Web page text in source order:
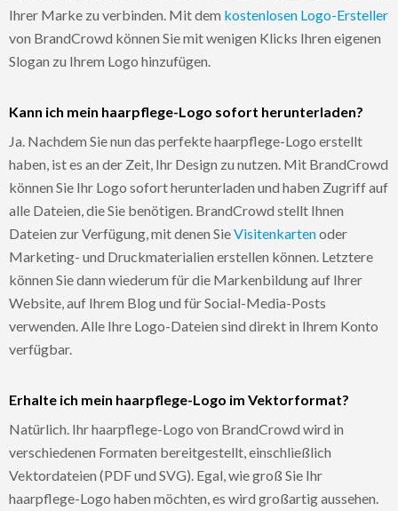
Ihrer Marke zu verbinden. Mit dem kostenlosen Logo-Ersteller
von BrandCrowd können Sie mit wenigen Klicks Ihren eigenen
Slogan zu Ihrem Logo hinzufügen.
Kann ich mein haarpflege-Logo sofort herunterladen?
Ja. Nachdem Sie nun das perfekte haarpflege-Logo erstellt
haben, ist es an der Zeit, Ihr Design zu nutzen. Mit BrandCrowd
können Sie Ihr Logo sofort herunterladen und haben Zugriff auf
alle Dateien, die Sie benötigen. BrandCrowd stellt Ihnen
Dateien zur Verfügung, mit denen SieVisitenkartenoder
Marketing- und Druckmaterialien erstellen können. Letztere
können Sie dann wiederum für die Markenbildung auf Ihrer
Website, auf Ihrem Blog und für Social-Media-Posts
verwenden. Alle Ihre Logo-Dateien sind direkt in Ihrem Konto
verfügbar.
Erhalte ich mein haarpflege-Logo im Vektorformat?
Natürlich. Ihr haarpflege-Logo von BrandCrowd wird in
verschiedenen Formaten bereitgestellt, einschließlich
Vektordateien (PDF und SVG). Egal, wie groß Sie Ihr
haarpflege-Logo haben möchten, es wird großartig aussehen.